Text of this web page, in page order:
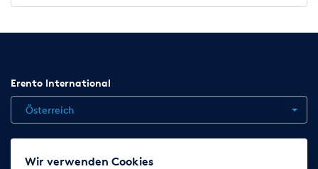
Erento International
Österreich
Jobs Kontakt News
Wir verwenden Cookies